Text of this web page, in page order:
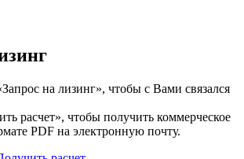
на лизинг», чтобы с Вами связался
расчет», чтобы получить коммерческое
PDF на электронную почту.